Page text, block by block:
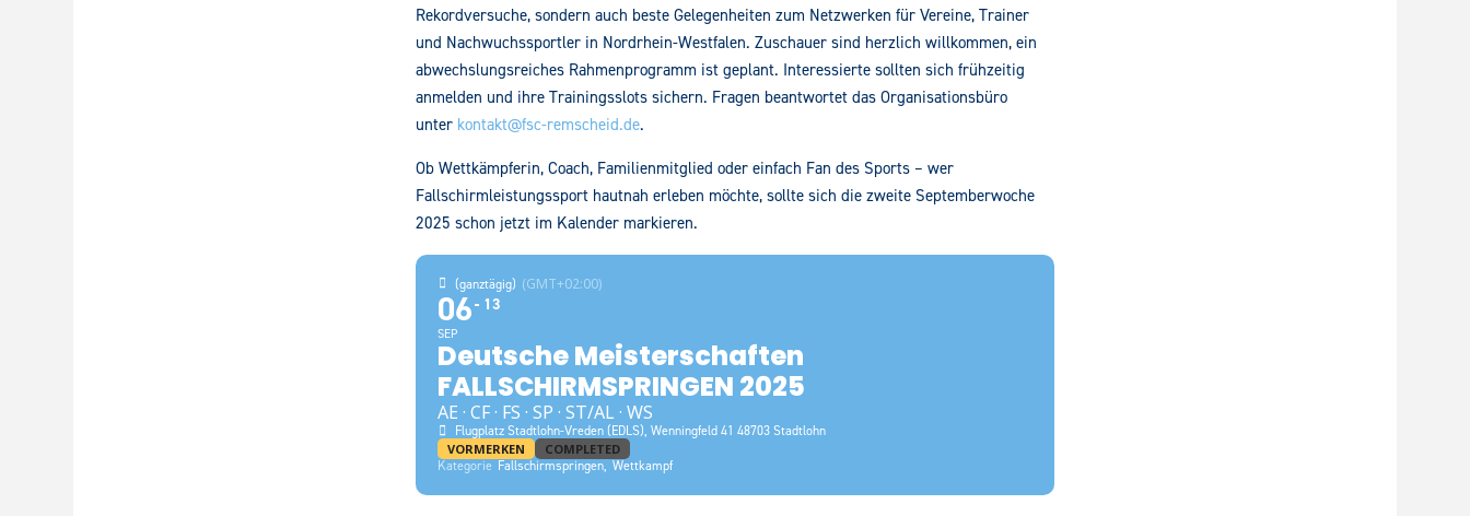
Rekordversuche, sondern auch beste Gelegenheiten zum Netzwerken für Vereine, Trainer
und Nachwuchssportler in Nordrhein-Westfalen. Zuschauer sind herzlich willkommen, ein
abwechslungsreiches Rahmenprogramm ist geplant. Interessierte sollten sich frühzeitig
anmelden und ihre Trainingsslots sichern. Fragen beantwortet das Organisationsbüro
unter kontakt@fsc-remscheid.de.
Ob Wettkämpferin, Coach, Familienmitglied oder einfach Fan des Sports – wer
Fallschirmleistungssport hautnah erleben möchte, sollte sich die zweite Septemberwoche
2025 schon jetzt im Kalender markieren.
(ganztägig) (GMT+02:00)
06
SEP
13
Deutsche Meisterschaften
FALLSCHIRMSPRINGEN 2025
AE · CF · FS · SP · ST/AL · WS
Flugplatz Stadtlohn-Vreden (EDLS), Wenningfeld 41 48703 Stadtlohn
VORMERKEN COMPLETED
Kategorie Fallschirmspringen, Wettkampf